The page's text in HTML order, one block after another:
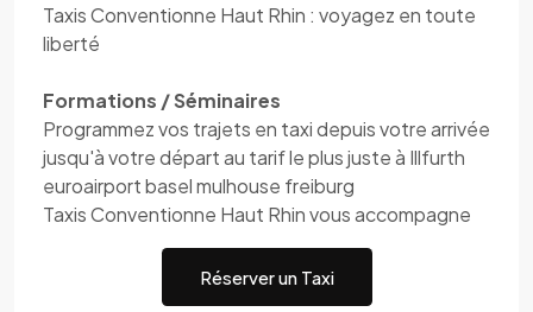
Taxis Conventionne Haut Rhin : voyagez en toute
liberté
Formations / Séminaires
Programmez vos trajets en taxi depuis votre arrivée
jusqu'à votre départ au tarif le plus juste à Illfurth
euroairport basel mulhouse freiburg
Taxis Conventionne Haut Rhin vous accompagne
Réserver un Taxi